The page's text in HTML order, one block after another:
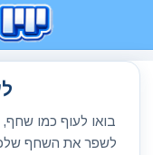
בואו לעוף כמו שחף,
לשפר את השחף שלכם